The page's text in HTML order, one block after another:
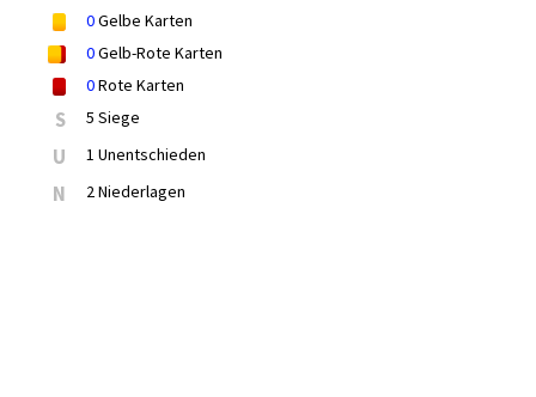
0Gelbe Karten
0Gelb-Rote Karten
0Rote Karten
S 5 Siege
U 1 Unentschieden
N 2 Niederlagen